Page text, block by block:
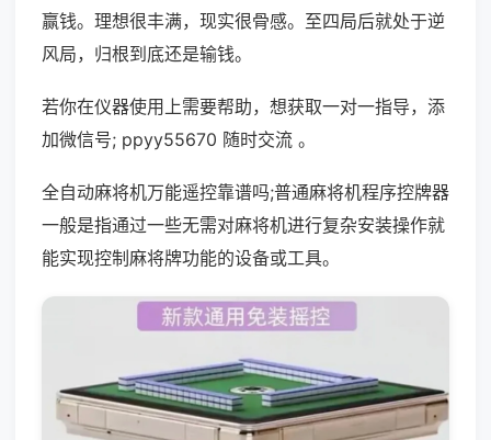
赢钱。理想很丰满，现实很骨感。至四局后就处于逆
风局，归根到底还是输钱。
若你在仪器使用上需要帮助，想获取一对一指导，添
加微信号; ppyy55670 随时交流 。
全自动麻将机万能遥控靠谱吗;普通麻将机程序控牌器
一般是指通过一些无需对麻将机进行复杂安装操作就
能实现控制麻将牌功能的设备或工具。